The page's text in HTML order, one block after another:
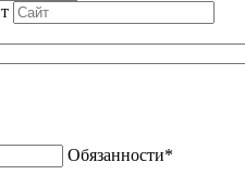
Обязанности*